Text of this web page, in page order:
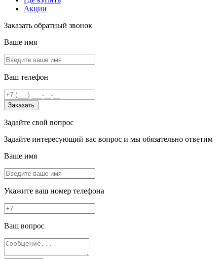
Акции
Заказать обратный звонок
Ваше имя
Ваш телефон
Заказать
Задайте свой вопрос
Задайте интересующий вас вопрос и мы обязательно ответим
Ваше имя
Укажите ваш номер телефона
Ваш вопрос